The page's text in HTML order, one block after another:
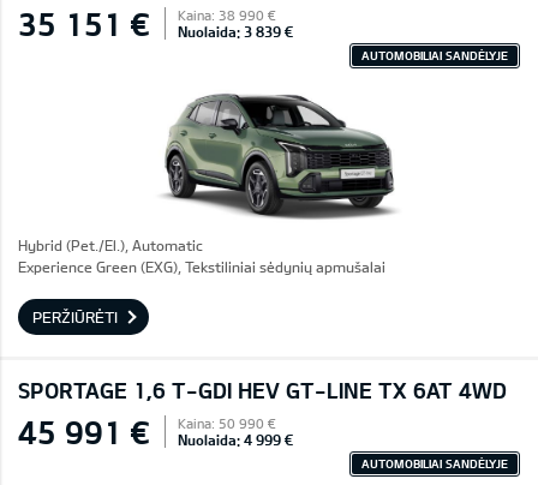
35 151 € Kaina: 38 990 €
Nuolaida: 3 839 €
AUTOMOBILIAI SANDĖLYJE
Hybrid (Pet./El.), Automatic
Experience Green (EXG), Tekstiliniai sėdynių apmušalai
PERŽIŪRĖTI
SPORTAGE 1,6 T-GDI HEV GT-LINE TX 6AT 4WD
45 991 € Kaina: 50 990 €
Nuolaida: 4 999 €
AUTOMOBILIAI SANDĖLYJE